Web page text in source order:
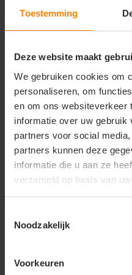
Toestemming
Deze website maakt
We gebruiken cookies om
personaliseren, om
en om ons websiteverkeer
informatie over uw gebruik
partners voor social
partners kunnen deze
informatie die u aan ze
verzameld op basis van
Noodzakelijk
Voorkeuren
Belangrijkste
• Type: heren fleece
• Materiaal: 100%
• Stofgewicht: 280 g/m²
• Full-zip ontwerp met
• Zijzakken met rits
• Versterkte boord
• Elastische afwerking
• Warm, licht en
• Duurzaam
Vragen? Neem